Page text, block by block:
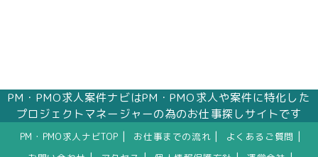
PM・PMO求人案件ナビはPM・PMO求人や案件に特化した
プロジェクトマネージャーの為のお仕事探しサイトです
PM・PMO求人ナビTOP お仕事までの流れ よくあるご質問